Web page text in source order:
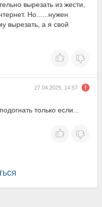
вырезать из жести,
Но......нужен
вырезать, а я свой
27.04.2025, 14:57
только если...